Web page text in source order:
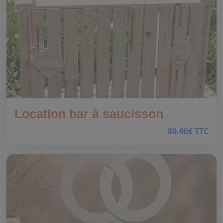
Location bar à saucisson
80.00€ TTC